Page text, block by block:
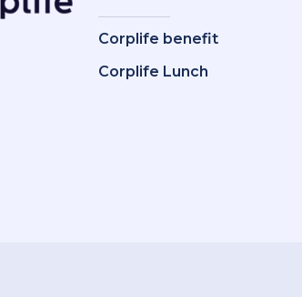
Corplife benefit
Corplife Lunch